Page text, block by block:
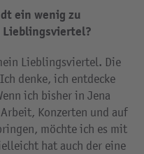
ein wenig zu
Lieblingsviertel?
Lieblingsviertel. Die
denke, ich entdecke
ich bisher in Jena
Konzerten und auf
möchte ich es mit
hat auch der eine